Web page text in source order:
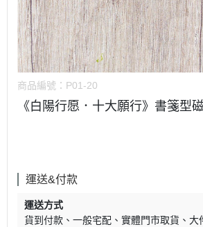
商品編號： P01-20
《白陽行愿．十大願行》書箋型
運送&付款
運送方式
貨到付款
一般宅配 實體門市取貨
大